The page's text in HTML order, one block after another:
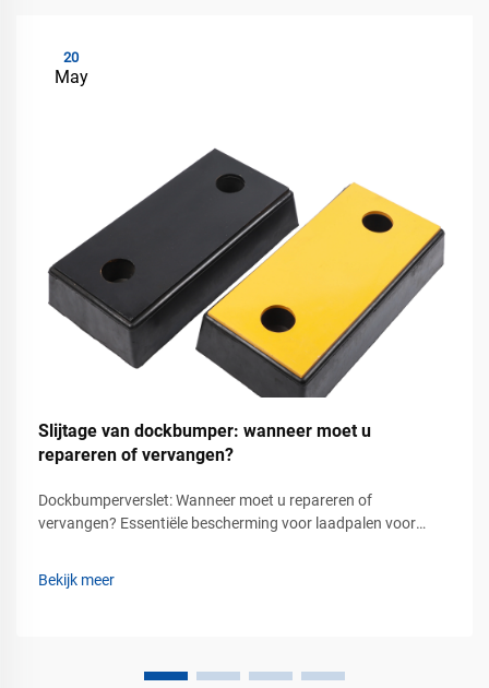
20
May
Slijtage van dockbumper: wanneer moet u
repareren of vervangen?
Dockbumperverslet: Wanneer moet u repareren of
vervangen? Essentiële bescherming voor laadpalen voor
logistieke centra, productiefaciliteiten en distributiecentra...
Bekijk meer